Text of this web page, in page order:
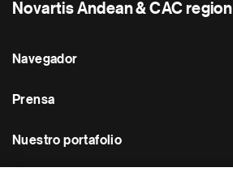
Novartis Andean & CAC region
Navegador
Prensa
Nuestro portafolio